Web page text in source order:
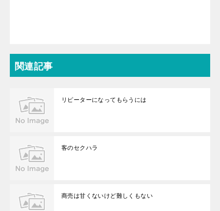
関連記事
リピーターになってもらうには
客のセクハラ
商売は甘くないけど難しくもない